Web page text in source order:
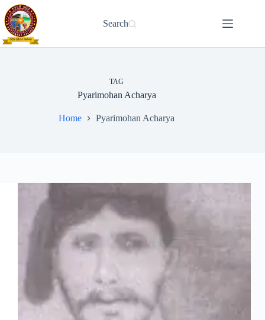
Skip
to
content
Search
TAG
Pyarimohan Acharya
Home Pyarimohan Acharya